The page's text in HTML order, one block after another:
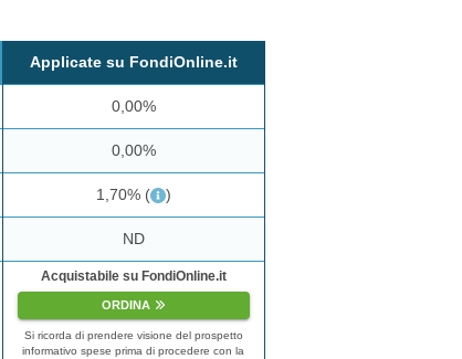
Applicate su FondiOnline.it
0,00%
0,00%
1,70% ( )
ND
Acquistabile su FondiOnline.it
ORDINA
Si ricorda di prendere visione del prospetto
informativo spese prima di procedere con la